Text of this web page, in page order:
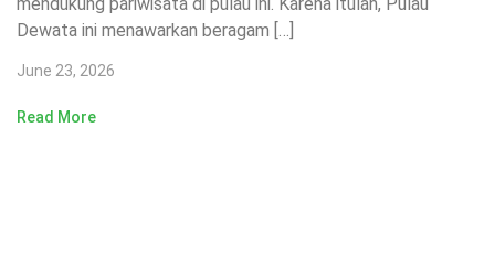
Dewata ini menawarkan beragam […]
June 23, 2026
Read More